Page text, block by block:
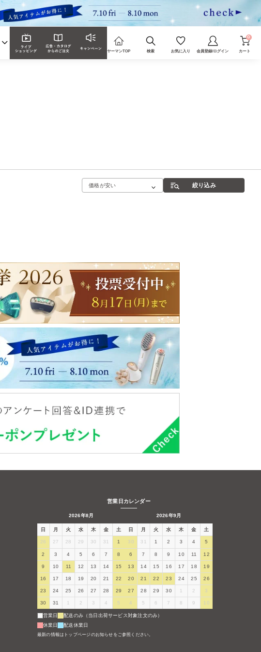
ヤーマンTOP 検索 お気に入り 会員登録/ログイン カート
0
価格が安い 絞り込み
営業日カレンダー
2026年8月
日 月 火 水 木 金 土
26 27 28 29 30 31 1
2 3 4 5 6 7 8
9 10 11 12 13 14 15
16 17 18 19 20 21 22
23 24 25 26 27 28 29
30 31 1 2 3 4 5
2026年9月
日 月 火 水 木 金 土
30 31 1 2 3 4 5
6 7 8 9 10 11 12
13 14 15 16 17 18 19
20 21 22 23 24 25 26
27 28 29 30 1 2 3
4 5 6 7 8 9 10
営業日
配送のみ（当日出荷サービス対象注文のみ）
休業日
配送休業日
最新の情報はトップページのお知らせをご参照ください。